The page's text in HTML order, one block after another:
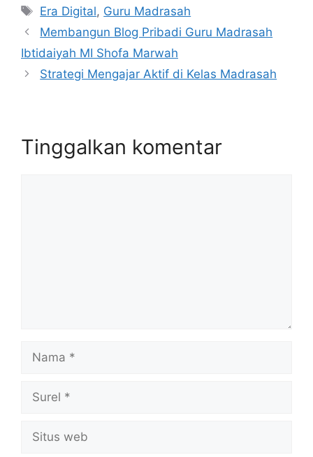
Tag
Era Digital, Guru Madrasah
Membangun Blog Pribadi Guru Madrasah
Ibtidaiyah MI Shofa Marwah
Strategi Mengajar Aktif di Kelas Madrasah
Tinggalkan komentar
web